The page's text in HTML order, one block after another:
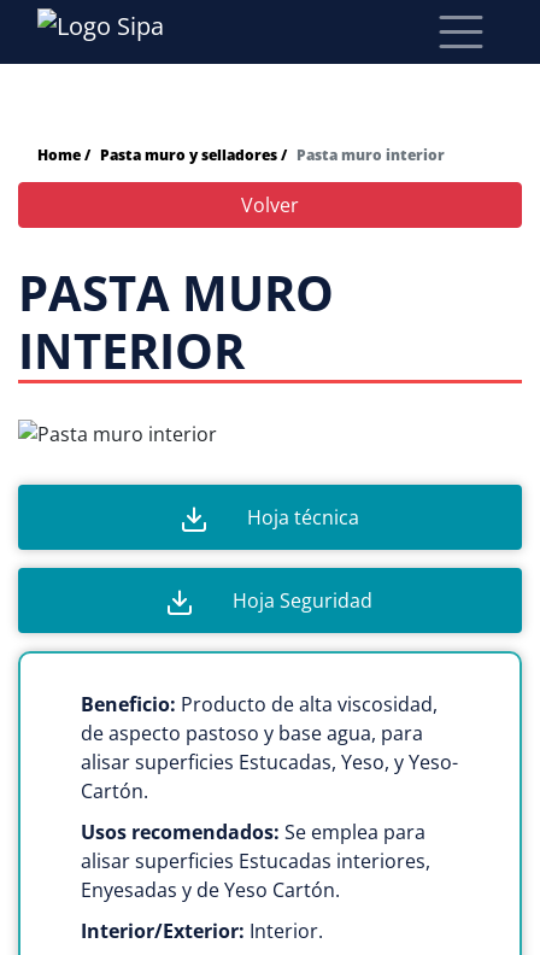
Home / Pasta muro y selladores / Pasta muro interior
Volver
PASTA MURO
INTERIOR
Hoja técnica
Hoja Seguridad
Beneficio: Producto de alta viscosidad,
de aspecto pastoso y base agua, para
alisar superficies Estucadas, Yeso, y Yeso-
Cartón.
Usos recomendados: Se emplea para
alisar superficies Estucadas interiores,
Enyesadas y de Yeso Cartón.
Interior/Exterior: Interior.